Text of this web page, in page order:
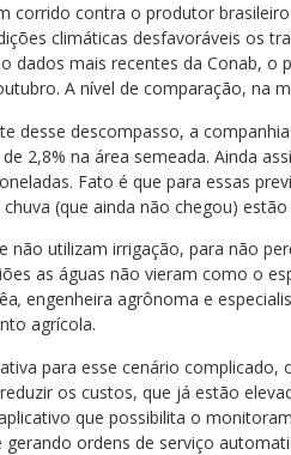
corrido contra o produtor
climáticas desfavoráveis os
dados mais recentes da Conab,
A nível de comparação, na
desse descompasso, a
2,8% na área semeada. Ainda
Fato é que para essas
(que ainda não chegou)
não utilizam irrigação, para não
as águas não vieram como o
, engenheira agrônoma e
agrícola.
para esse cenário complicado,
os custos, que já estão
que possibilita o
gerando ordens de serviço